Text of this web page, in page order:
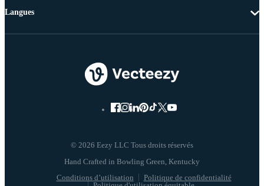
© 2026 Eezy LLC Tous droits réservés
Conditions d’utilisation
Politique de confidentialité
Langues